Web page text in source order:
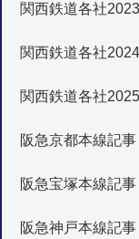
関西鉄道各社
関西鉄道各社
関西鉄道各社
阪急京都本線記
阪急宝塚本線記
阪急神戸本線記